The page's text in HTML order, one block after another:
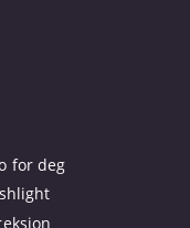
for deg